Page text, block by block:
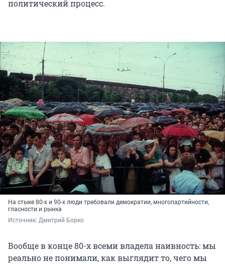
политический процесс.
На стыке 80-х и 90-х люди требовали демократии, многопартийности,
гласности и рынка
Источник: Дмитрий Борко
Вообще в конце 80-х всеми владела наивность: мы
реально не понимали, как выглядит то, чего мы